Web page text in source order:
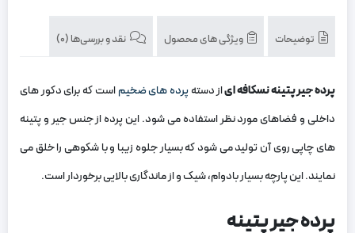
توضیحات ویژگی های محصول نقد و بررسی‌ها (0)
پرده جیر پتینه نسکافه ایاز دستهپرده های ضخیماست که برای دکور های
داخلی و فضاهای مورد نظر استفاده می شود. این پرده از جنس جیر و پتینه
های چاپی روی آن تولید می شود که بسیار جلوه زیبا و با شکوهی را خلق می
نمایند. این پارچه بسیار بادوام، شیک و از ماندگاری بالایی برخوردار است.
پرده جیر پتینه